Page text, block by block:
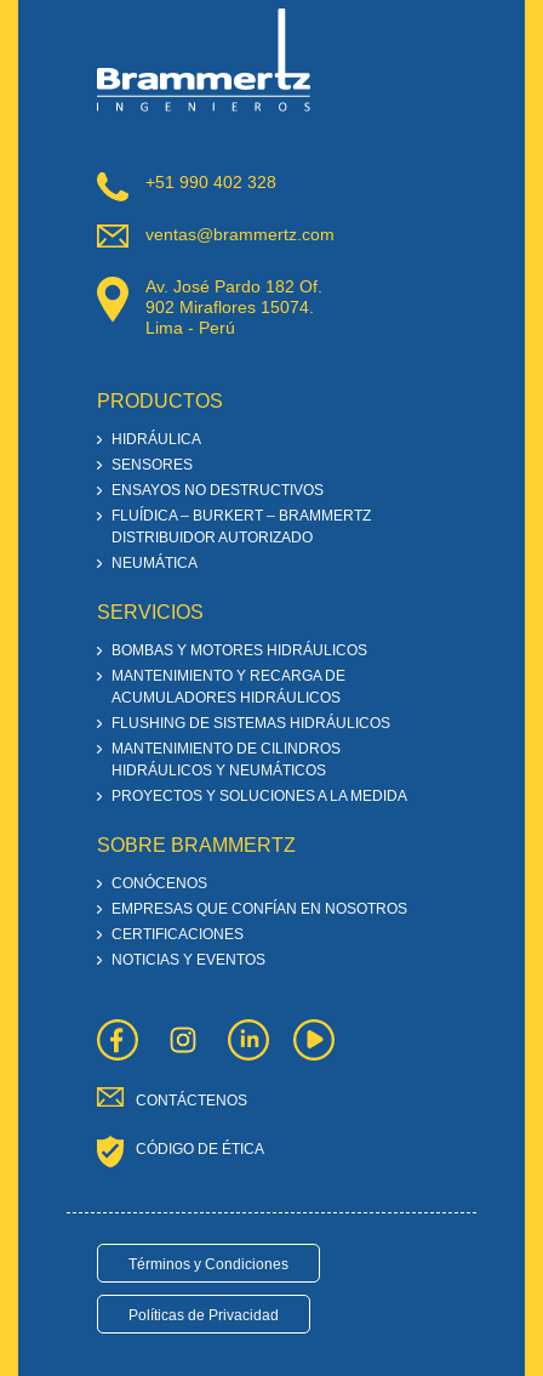
+51 990 402 328
ventas@brammertz.com
Av. José Pardo 182 Of.
902 Miraflores 15074.
Lima - Perú
PRODUCTOS
HIDRÁULICA
SENSORES
ENSAYOS NO DESTRUCTIVOS
FLUÍDICA – BURKERT – BRAMMERTZ
DISTRIBUIDOR AUTORIZADO
NEUMÁTICA
SERVICIOS
BOMBAS Y MOTORES HIDRÁULICOS
MANTENIMIENTO Y RECARGA DE
ACUMULADORES HIDRÁULICOS
FLUSHING DE SISTEMAS HIDRÁULICOS
MANTENIMIENTO DE CILINDROS
HIDRÁULICOS Y NEUMÁTICOS
PROYECTOS Y SOLUCIONES A LA MEDIDA
SOBRE BRAMMERTZ
CONÓCENOS
EMPRESAS QUE CONFÍAN EN NOSOTROS
CERTIFICACIONES
NOTICIAS Y EVENTOS
CONTÁCTENOS
CÓDIGO DE ÉTICA
Términos y Condiciones
Políticas de Privacidad